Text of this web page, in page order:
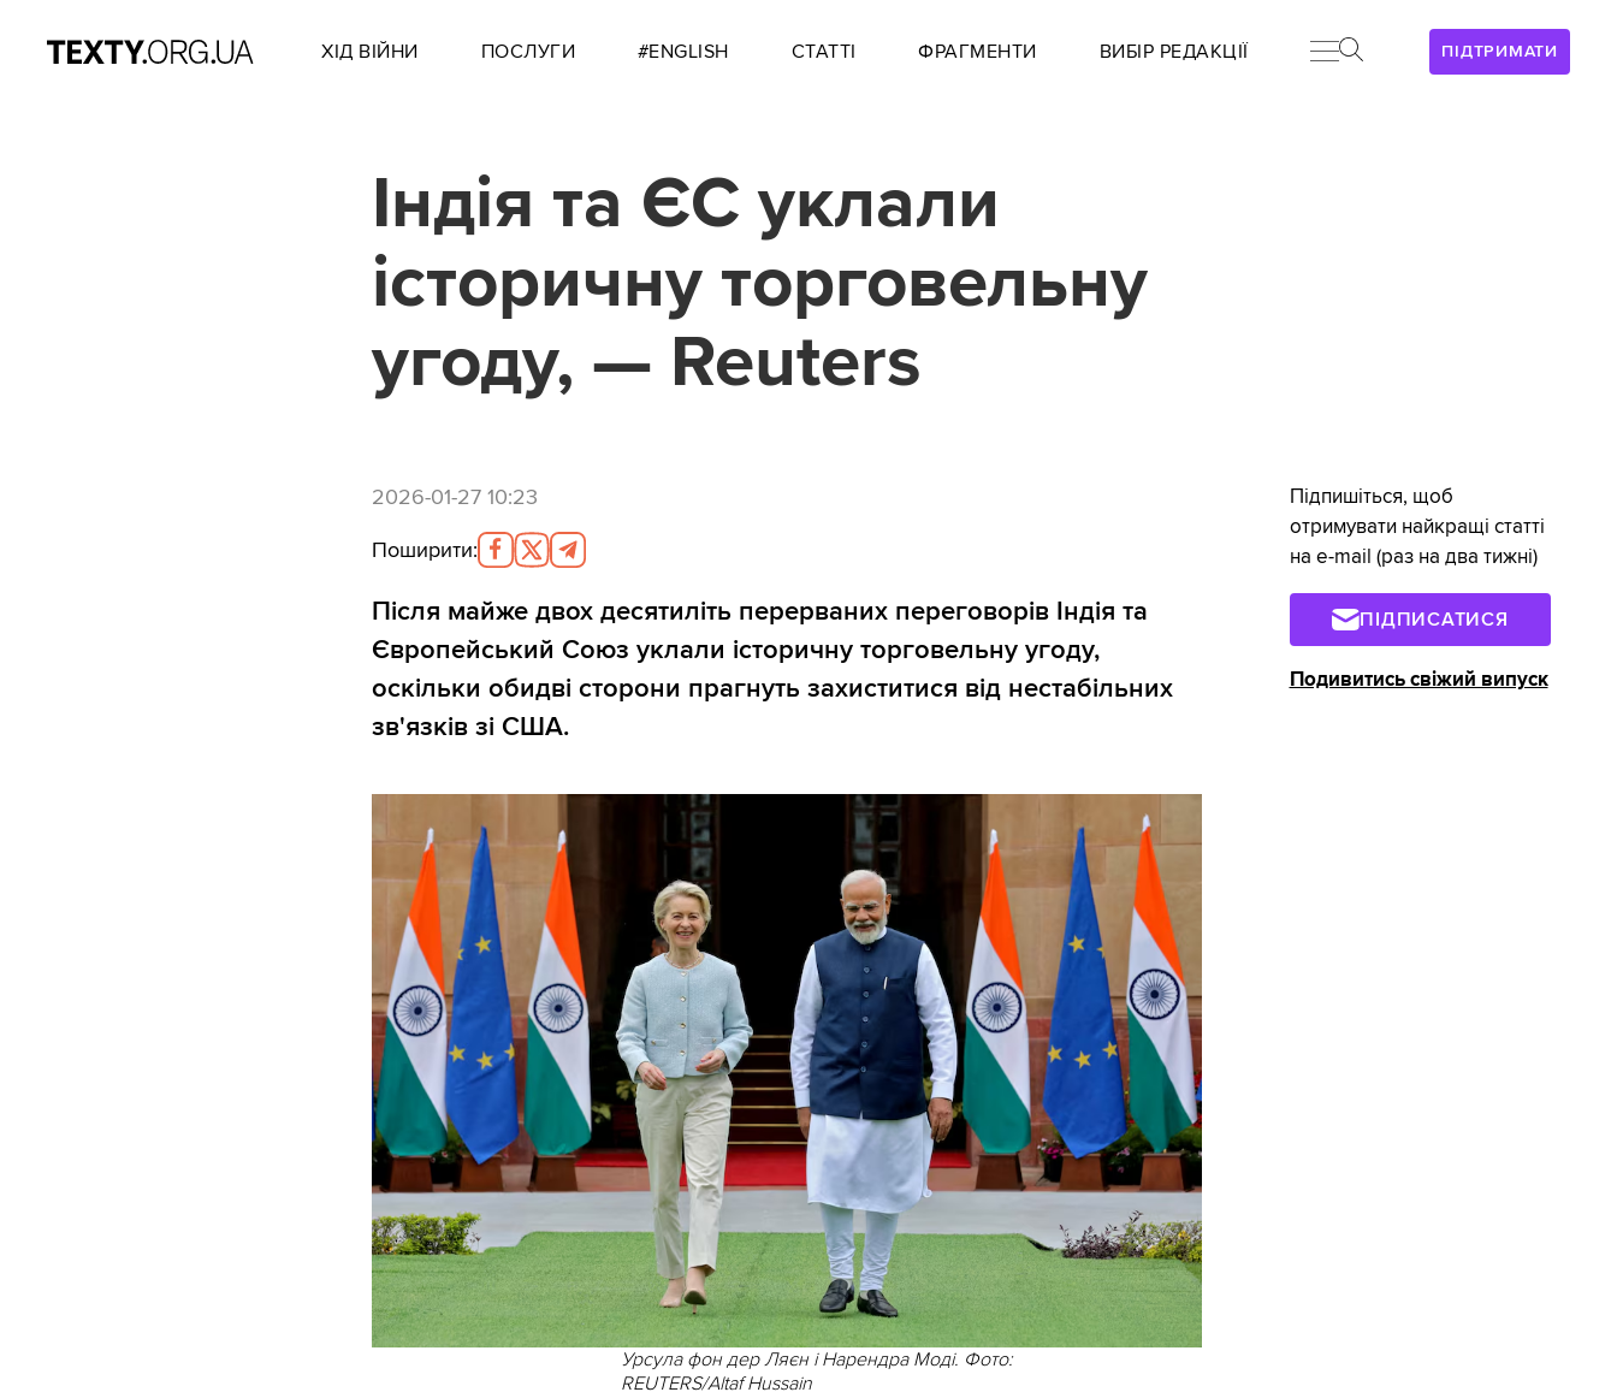
ПІДТРИМАТИ
ХІД ВІЙНИ ПОСЛУГИ #ENGLISH СТАТТІ ФРАГМЕНТИ ВИБІР РЕДАКЦІЇ
Індія та ЄС уклали
історичну торговельну
угоду, — Reuters
2026-01-27 10:23
Поширити:
Після майже двох десятиліть перерваних переговорів Індія та
Європейський Союз уклали історичну торговельну угоду,
оскільки обидві сторони прагнуть захиститися від нестабільних
зв'язків зі США.
Урсула фон дер Ляєн і Нарендра Моді. Фото:
REUTERS/Altaf Hussain
Підпишіться, щоб
отримувати найкращі статті
на e-mail (раз на два тижні)
ПІДПИСАТИСЯ
Подивитись свіжий випуск